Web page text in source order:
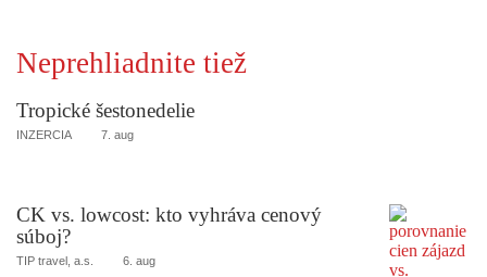
Neprehliadnite tiež
Tropické šestonedelie
INZERCIA 7. aug
CK vs. lowcost: kto vyhráva cenový
súboj?
TIP travel, a.s. 6. aug